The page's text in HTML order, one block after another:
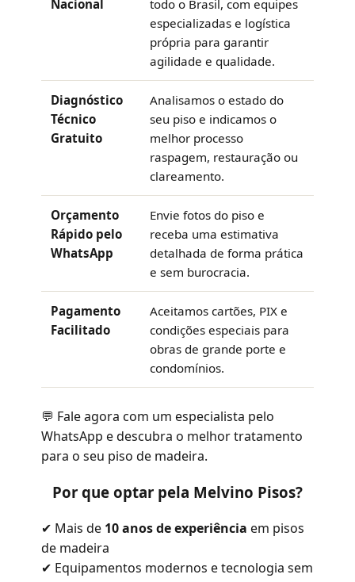
Nacional
todo o Brasil, com equipes
especializadas e logística
própria para garantir
agilidade e qualidade.
Diagnóstico
Técnico
Gratuito
Analisamos o estado do
seu piso e indicamos o
melhor processo
raspagem, restauração ou
clareamento.
Orçamento
Rápido pelo
WhatsApp
Envie fotos do piso e
receba uma estimativa
detalhada de forma prática
e sem burocracia.
Pagamento
Facilitado
Aceitamos cartões, PIX e
condições especiais para
obras de grande porte e
condomínios.
💬 Fale agora com um especialista pelo
WhatsApp e descubra o melhor tratamento
para o seu piso de madeira.
Por que optar pela Melvino Pisos?
✔ Mais de 10 anos de experiência em pisos
de madeira
✔ Equipamentos modernos e tecnologia sem